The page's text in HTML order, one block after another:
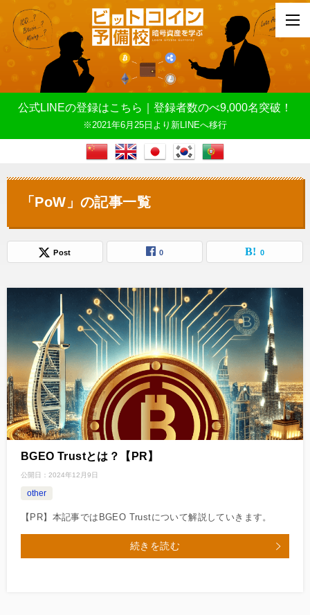
公式LINEの登録はこちら｜登録者数のべ9,000名突破！
※2021年6月25日より新LINEへ移行
「PoW」の記事一覧
Post 0 0
BGEO Trustとは？【PR】
公開日： 2024年12月9日
other
【PR】本記事ではBGEO Trustについて解説していきます。
続きを読む